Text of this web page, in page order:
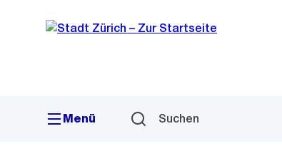
Navigation
Sprunglink
Menü Suchen